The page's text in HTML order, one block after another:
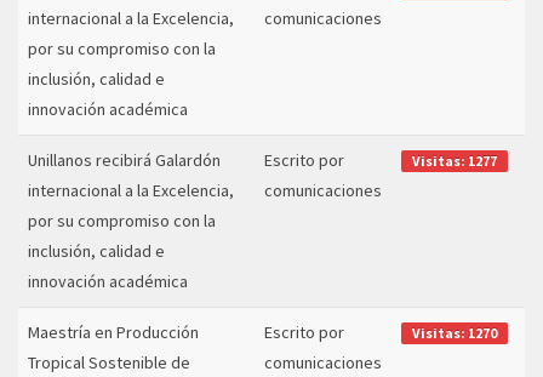
internacional a la Excelencia,
por su compromiso con la
inclusión, calidad e
innovación académica
comunicaciones
Unillanos recibirá Galardón
internacional a la Excelencia,
por su compromiso con la
inclusión, calidad e
innovación académica
Escrito por
comunicaciones
Visitas: 1277
Maestría en Producción
Tropical Sostenible de
Escrito por
comunicaciones
Visitas: 1270